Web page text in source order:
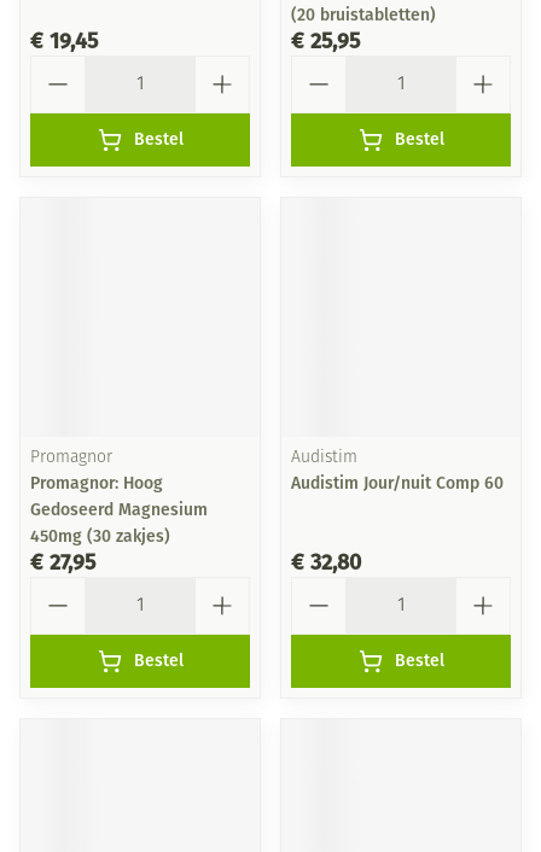
€ 19,45
Bestel
(20 bruistabletten)
€ 25,95
Bestel
Promagnor
Promagnor: Hoog
Gedoseerd Magnesium
450mg (30 zakjes)
€ 27,95
Bestel
Audistim
Audistim Jour/nuit Comp 60
€ 32,80
Bestel